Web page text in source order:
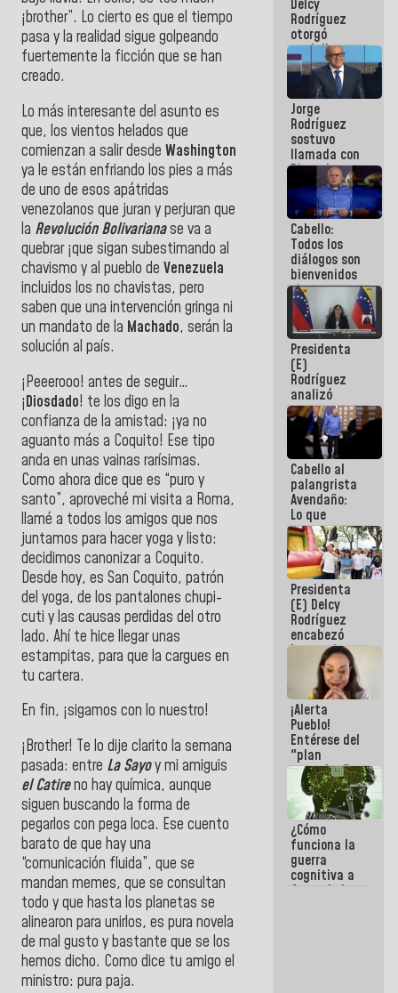
¡brother”. Lo cierto es que el tiempo
pasa y la realidad sigue golpeando
fuertemente la ficción que se han
creado.
Lo más interesante del asunto es
que, los vientos helados que
comienzan a salir desde Washington
ya le están enfriando los pies a más
de uno de esos apátridas
venezolanos que juran y perjuran que
la Revolución Bolivarianase va a
quebrar ¡que sigan subestimando al
chavismo y al pueblo de Venezuela
incluidos los no chavistas, pero
saben que una intervención gringa ni
un mandato de la Machado, serán la
solución al país.
¡Peeerooo! antes de seguir…
¡Diosdado! te los digo en la
confianza de la amistad: ¡ya no
aguanto más a Coquito! Ese tipo
anda en unas vainas rarísimas.
Como ahora dice que es “puro y
santo”, aproveché mi visita a Roma,
llamé a todos los amigos que nos
juntamos para hacer yoga y listo:
decidimos canonizar a Coquito.
Desde hoy, es San Coquito, patrón
del yoga, de los pantalones chupi-
cuti y las causas perdidas del otro
lado. Ahí te hice llegar unas
estampitas, para que la cargues en
tu cartera.
En fin, ¡sigamos con lo nuestro!
¡Brother! Te lo dije clarito la semana
pasada: entre La Sayoy mi amiguis
el Catireno hay química, aunque
siguen buscando la forma de
pegarlos con pega loca. Ese cuento
barato de que hay una
“comunicación fluida”, que se
mandan memes, que se consultan
todo y que hasta los planetas se
alinearon para unirlos, es pura novela
de mal gusto y bastante que se los
hemos dicho. Como dice tu amigo el
ministro: pura paja.
Delcy
Rodríguez
otorgó
medalla
"Héroe de
Venezuela"
a servidores
públicos
Jorge
Rodríguez
sostuvo
llamada con
Dinorah
Figuera y
acuerdan
primer
encuentro
presencial
para el
diálogo
Cabello:
Todos los
diálogos son
bienvenidos
siempre que
estén en el
marco de la
Constitución
de la
República
Presidenta
(E)
Rodríguez
analizó
junto a
gobernadores
planes de
recuperación
del Sistema
Eléctrico
Nacional
Cabello al
palangrista
Avendaño:
Lo que
vayas a
escribir
hazlo hoy
por que no
sabemos si
la semana
que viene
hay
programa
Presidenta
(E) Delcy
Rodríguez
encabezó
lanzamiento
del Plan
Nacional de
Recreación
Vacacional
¡Alerta
Pueblo!
Entérese del
"plan
enjambre"
de La Sayo
para
sabotear el
diálogo y
promover el
caos
¿Cómo
funciona la
guerra
cognitiva a
favor de la